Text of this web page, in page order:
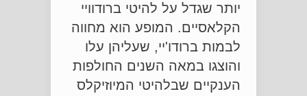
יותר שגדל על להיטי ברודוויי
הקלאסיים. המופע הוא מחווה
לבמות ברודו'יי, שעליהן עלו
והוצגו במאה השנים החולפות
הענקיים שבלהיטי המיוזיקלס